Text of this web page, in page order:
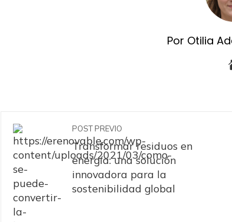
Por Otilia
POST PREVIO
Transformar residuos en
energía: una solución
innovadora para la
sostenibilidad global